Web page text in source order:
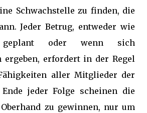
Schwachstelle zu finden, die
Jeder Betrug, entweder wie
geplant oder wenn sich
erfordert in der Regel
aller Mitglieder der
Ende jeder Folge scheinen die
zu gewinnen, nur um